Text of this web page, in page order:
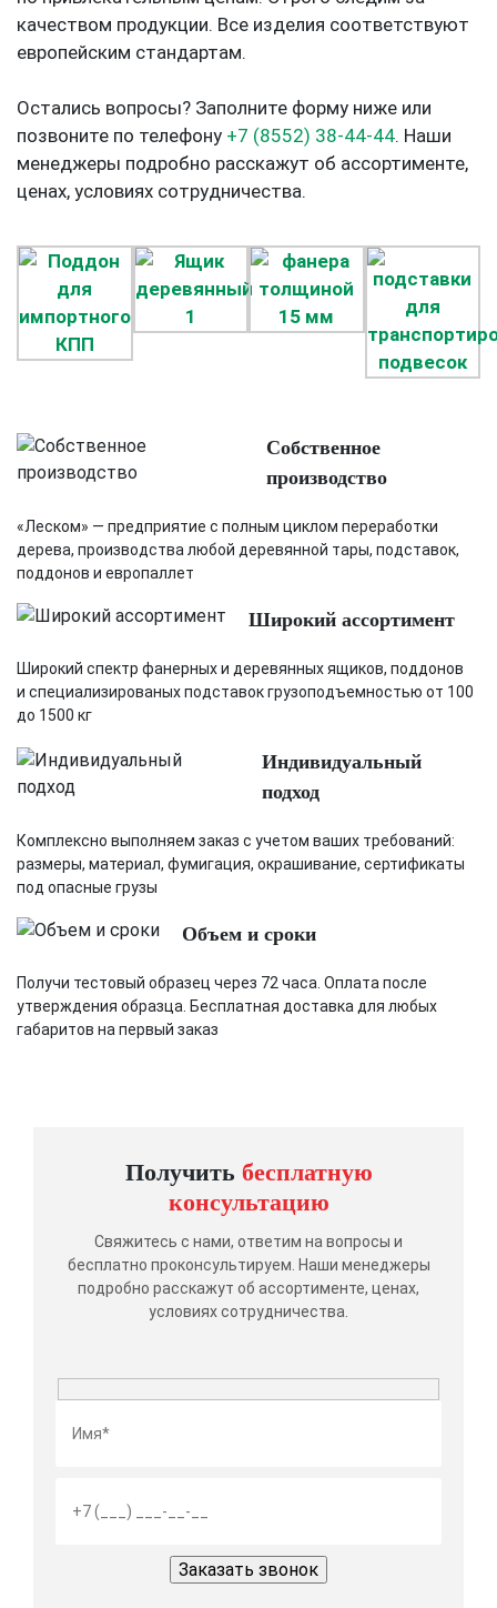
качеством продукции. Все изделия соответствуют
европейским стандартам.
Остались вопросы? Заполните форму ниже или
позвоните по телефону +7 (8552) 38-44-44. Наши
менеджеры подробно расскажут об ассортименте,
ценах, условиях сотрудничества.
Собственное
производство
«Леском» — предприятие с полным циклом переработки
дерева, производства любой деревянной тары, подставок,
поддонов и европаллет
Широкий ассортимент
Широкий спектр фанерных и деревянных ящиков, поддонов
и специализированых подставок грузоподъемностью от 100
до 1500 кг
Индивидуальный
подход
Комплексно выполняем заказ с учетом ваших требований:
размеры, материал, фумигация, окрашивание, сертификаты
под опасные грузы
Объем и сроки
Получи тестовый образец через 72 часа. Оплата после
утверждения образца. Бесплатная доставка для любых
габаритов на первый заказ
Получить бесплатную
консультацию
Свяжитесь с нами, ответим на вопросы и
бесплатно проконсультируем. Наши менеджеры
подробно расскажут об ассортименте, ценах,
условиях сотрудничества.